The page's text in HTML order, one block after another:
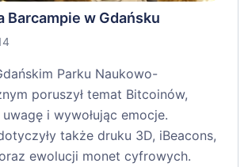
Barcampie w Gdańsku
Parku Naukowo-
poruszył temat Bitcoinów,
i wywołując emocje.
także druku 3D, iBeacons,
ewolucji monet cyfrowych.